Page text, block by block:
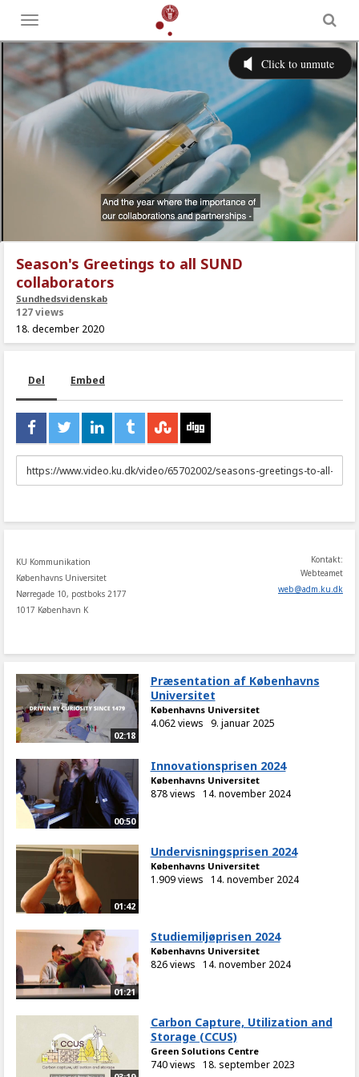
Toggle
menu
Season's Greetings to all SUND
collaborators
Sundhedsvidenskab
127 views
18. december 2020
Del Embed
URL
to
KU Kommunikation
Københavns Universitet
Nørregade 10, postboks 2177
1017 København K
Kontakt:
Webteamet
web@adm.ku.dk
02:18
Præsentation af Københavns
Universitet
Københavns Universitet
4.062 views 9. januar 2025
00:50
Innovationsprisen 2024
Københavns Universitet
878 views 14. november 2024
01:42
Undervisningsprisen 2024
Københavns Universitet
1.909 views 14. november 2024
01:21
Studiemiljøprisen 2024
Københavns Universitet
826 views 14. november 2024
Carbon Capture, Utilization and
Storage (CCUS)
Green Solutions Centre
740 views 18. september 2023